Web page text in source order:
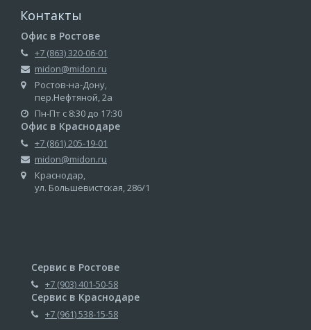
Контакты
Офис в Ростове
+7 (863) 320-06-01
midon@midon.ru
Ростов-на-Дону,
пер.Нефтяной, 2а
Пн-Пт с 8:30 до 17:30
Офис в Краснодаре
+7 (861) 205-19-01
midon@midon.ru
Краснодар,
ул. Большевистская, 286/1
Сервис в Ростове
+7 (903) 401-50-58
Сервис в Краснодаре
+7 (961) 538-15-58